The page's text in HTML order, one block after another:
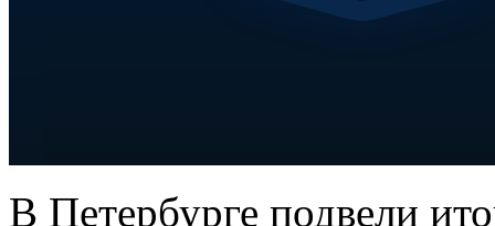
В Петербурге подвели